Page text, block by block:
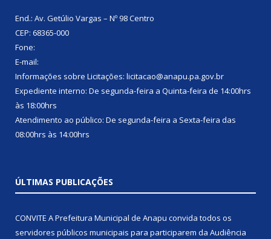
End.: Av. Getúlio Vargas – Nº 98 Centro
CEP: 68365-000
Fone:
E-mail:
Informações sobre Licitações: licitacao@anapu.pa.gov.br
Expediente interno: De segunda-feira a Quinta-feira de 14:00hrs
às 18:00hrs
Atendimento ao público: De segunda-feira a Sexta-feira das
08:00hrs às 14:00hrs
ÚLTIMAS PUBLICAÇÕES
CONVITE A Prefeitura Municipal de Anapu convida todos os
servidores públicos municipais para participarem da Audiência